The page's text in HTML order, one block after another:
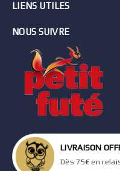
LIENS UTILES
NOUS SUIVRE
LIVRAISON
Dès 75€ en